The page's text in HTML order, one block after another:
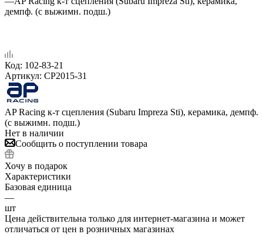
демпф. (с выжимн. подш.)
Код: 102-83-21
Артикул: CP2015-31
AP Racing к-т сцепления (Subaru Impreza Sti), керамика, демпф.
(с выжимн. подш.)
Нет в наличии
Сообщить о поступлении товара
Хочу в подарок
Характеристики
Базовая единица
—
шт
Цена действительна только для интернет-магазина и может
отличаться от цен в розничных магазинах